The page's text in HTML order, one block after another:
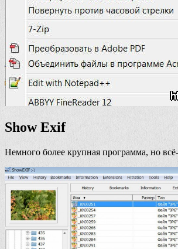
Show Exif
Немного более крупная программа, но